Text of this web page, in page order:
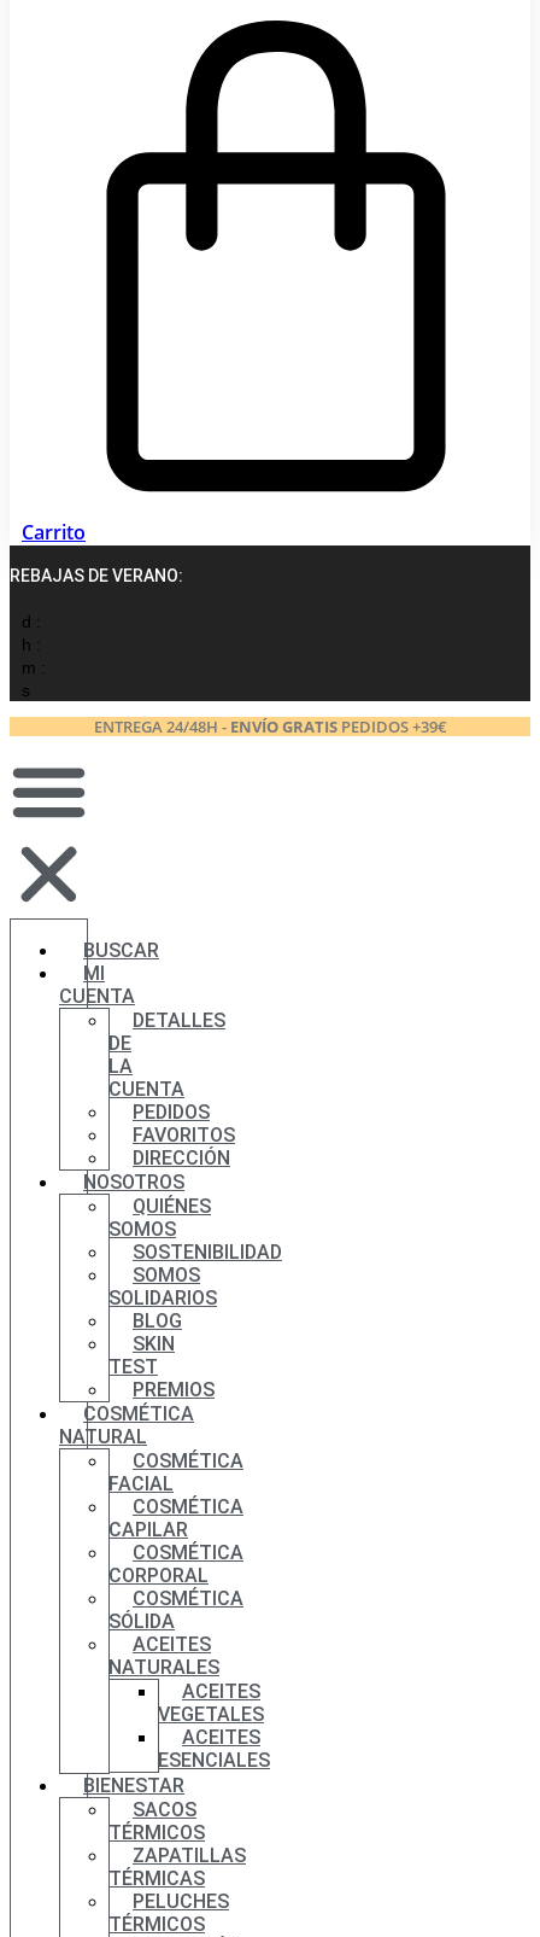
Carrito
REBAJAS DE VERANO:
d :
h :
m :
s
ENTREGA 24/48H - ENVÍO GRATISPEDIDOS +39€
BUSCAR
MI
CUENTA
DETALLES
DE
LA
CUENTA
PEDIDOS
FAVORITOS
DIRECCIÓN
NOSOTROS
QUIÉNES
SOMOS
SOSTENIBILIDAD
SOMOS
SOLIDARIOS
BLOG
SKIN
TEST
PREMIOS
COSMÉTICA
NATURAL
COSMÉTICA
FACIAL
COSMÉTICA
CAPILAR
COSMÉTICA
CORPORAL
COSMÉTICA
SÓLIDA
ACEITES
NATURALES
ACEITES
VEGETALES
ACEITES
ESENCIALES
BIENESTAR
SACOS
TÉRMICOS
ZAPATILLAS
TÉRMICAS
PELUCHES
TÉRMICOS